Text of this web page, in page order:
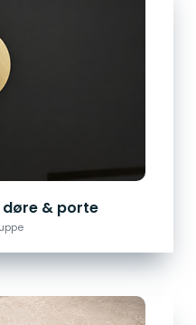
døre & porte